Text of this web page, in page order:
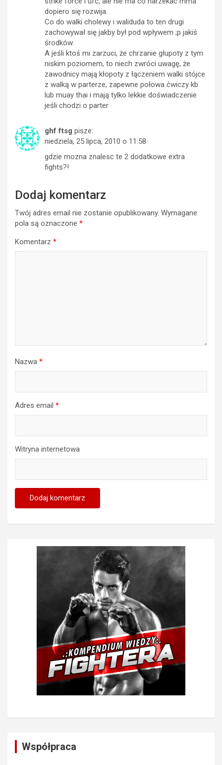
dopiero się rozwija.
Co do walki cholewy i waliduda to ten drugi
zachowywał się jakby był pod wpływem ;p jakiś
środków.
A jeśli ktoś mi zarzuci, że chrzanie głupoty z tym
niskim poziomem, to niech zwróci uwagę, że
zawodnicy mają kłopoty z łączeniem walki stójce
z walką w parterze, zapewne połowa ćwiczy kb
lub muay thai i mają tylko lekkie doświadczenie
jeśli chodzi o parter
ghf ftsg pisze:
niedziela, 25 lipca, 2010 o 11:58
gdzie mozna znalesc te 2 dodatkowe extra
fights?!
Dodaj komentarz
Twój adres email nie zostanie opublikowany. Wymagane
pola są oznaczone *
Komentarz *
Nazwa *
Adres email *
Witryna internetowa
Współpraca